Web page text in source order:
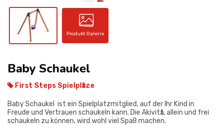
Produkt Galerie
Baby Schaukel
First Steps Spielplӓtze
Baby Schaukel ist ein Spielplatzmitglied, auf der Ihr Kind in
Freude und Vertrauen schaukeln kann. Die Akivitӓt, allein und frei
schaukeln zu können, wird wohl viel Spaß machen.